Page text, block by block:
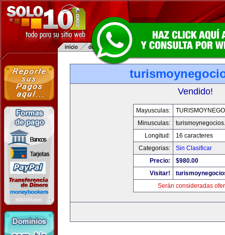
Vendido!
Mayusculas:
Minusculas:
Longitud:
16 caracteres
Categorias:
Sin Clasificar
Precio:
$980.00
Visitar!
Serán consideradas